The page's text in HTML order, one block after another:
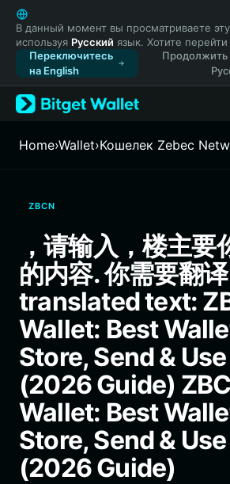
English
日本語
Tiếng Việt
Русский
Español (Latinoamérica)
Türkçe
Français
繁體中文
Bahasa Indonesia
ภาษาไทย
Español
Português (Brasil)
Español (Argentina)
В данный момент вы просматриваете эту
используя Русский язык. Хотите перейти
Переключитесь
на English
Продолжить
Home›Wallet›Кошелек Zebec
ZBCN
，请输入，楼主要
的内容. 你需要翻译
translated text:
Wallet: Best
Store, Send &
(2026 Guide)
Wallet: Best
Store, Send &
(2026 Guide)